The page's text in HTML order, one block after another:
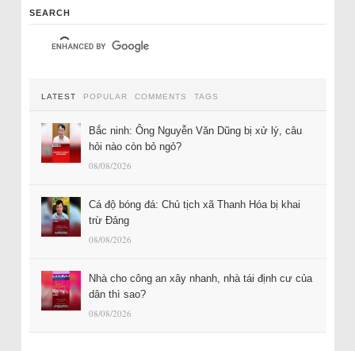
SEARCH
LATEST POPULAR COMMENTS TAGS
Bắc ninh: Ông Nguyễn Văn Dũng bị xử lý, câu
hỏi nào còn bỏ ngỏ?
08/08/2026
Cá độ bóng đá: Chủ tịch xã Thanh Hóa bị khai
trừ Đảng
08/08/2026
Nhà cho công an xây nhanh, nhà tái định cư của
dân thì sao?
08/08/2026